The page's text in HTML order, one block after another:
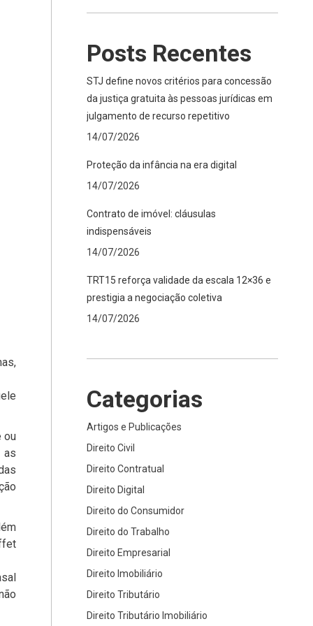
ou
as
Posts Recentes
STJ define novos critérios para concessão
da justiça gratuita às pessoas jurídicas em
julgamento de recurso repetitivo
14/07/2026
Proteção da infância na era digital
14/07/2026
Contrato de imóvel: cláusulas
indispensáveis
14/07/2026
TRT15 reforça validade da escala 12×36 e
prestigia a negociação coletiva
14/07/2026
Categorias
Artigos e Publicações
Direito Civil
Direito Contratual
Direito Digital
Direito do Consumidor
Direito do Trabalho
Direito Empresarial
Direito Imobiliário
Direito Tributário
Direito Tributário Imobiliário